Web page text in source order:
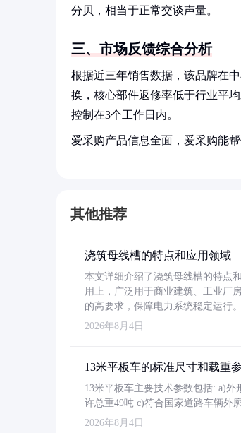
分贝，相当于正常交谈声量。
三、市场反馈综合分析
根据近三年销售数据，该品牌在
换，核心部件返修率低于行业平
控制在3个工作日内。
爱采购产品信息全面，爱采购能
其他推荐
浇筑母线槽的特点和应用领域
本文详细介绍了浇筑母线槽的特点
用上，广泛用于商业建筑、工业厂
的高要求，保障电力系统稳定运行。
2026年8月4日
13米平板车的标准尺寸和载重
13米平板车主要技术参数包括: a)外
许总重49吨 c)符合国家道路车辆外
2026年8月4日